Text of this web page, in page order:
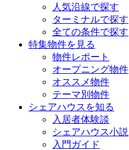
人気沿線で探す
ターミナルで探す
全ての条件で探す
特集物件を見る
物件レポート
オープニング物件
オススメ物件
テーマ別物件
シェアハウスを知る
入居者体験談
シェアハウス小説
入門ガイド